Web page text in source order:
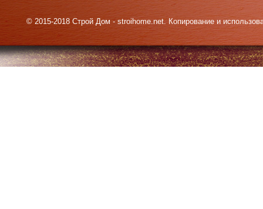
© 2015-2018 Строй Дом - stroihome.net. Копирование и